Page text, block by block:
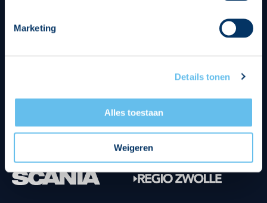
Marketing
Details tonen
Alles toestaan
Weigeren